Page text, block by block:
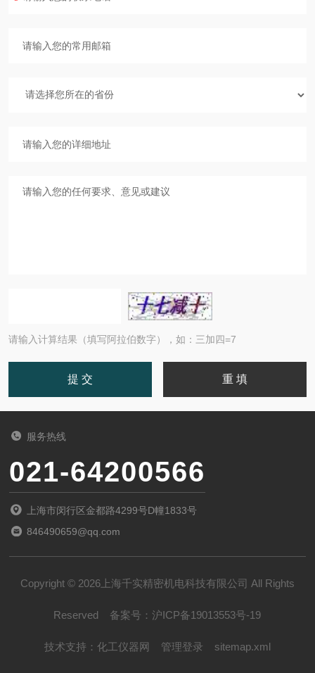
请输入计算结果（填写阿拉伯数字），如：三加四=7
服务热线
021-64200566
上海市闵行区金都路4299号D幢1833号
846490659@qq.com
Copyright © 2026上海千实精密机电科技有限公司 All Rights
Reserved 备案号： 沪ICP备19013553号-19
技术支持： 化工仪器网 管理登录 sitemap.xml